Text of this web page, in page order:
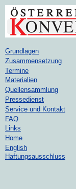
Grundlagen
Zusammensetzung
Termine
Materialien
Quellensammlung
Pressedienst
Service und Kontakt
FAQ
Links
Home
English
Haftungsausschluss